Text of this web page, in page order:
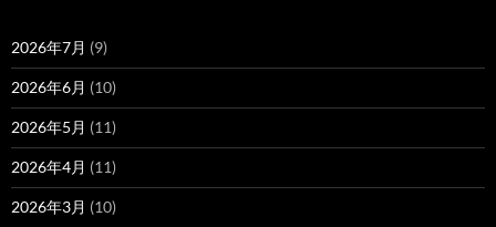
2026年7月 (9)
2026年6月 (10)
2026年5月 (11)
2026年4月 (11)
2026年3月 (10)